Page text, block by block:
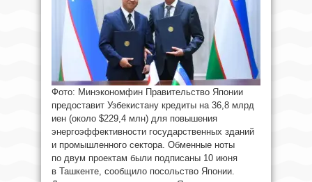
Фото: Минэкономфин Правительство Японии
предоставит Узбекистану кредиты на 36,8 млрд
иен (около $229,4 млн) для повышения
энергоэффективности государственных зданий
и промышленного сектора. Обменные ноты
по двум проектам были подписаны 10 июня
в Ташкенте, сообщило посольство Японии.